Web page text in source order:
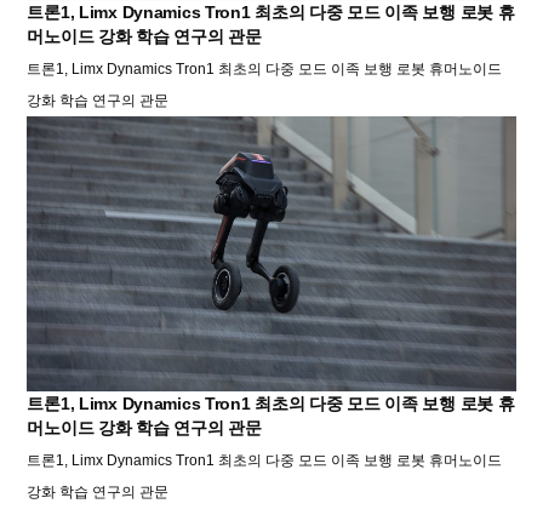
트론1, Limx Dynamics Tron1 최초의 다중 모드 이족 보행 로봇 휴
머노이드 강화 학습 연구의 관문
트론1, Limx Dynamics Tron1 최초의 다중 모드 이족 보행 로봇 휴머노이드
강화 학습 연구의 관문
트론1, Limx Dynamics Tron1 최초의 다중 모드 이족 보행 로봇 휴
머노이드 강화 학습 연구의 관문
트론1, Limx Dynamics Tron1 최초의 다중 모드 이족 보행 로봇 휴머노이드
강화 학습 연구의 관문